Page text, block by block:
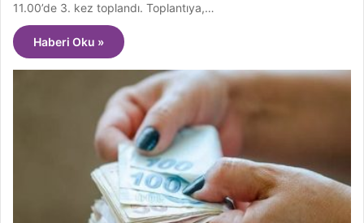
11.00’de 3. kez toplandı. Toplantıya,…
Haberi Oku »